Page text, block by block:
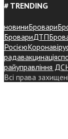
# TRENDING
новиниБровари
БровариДТП
Росією
радавакцинація
райуправління
Всі права